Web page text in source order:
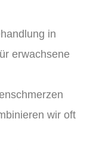
in
erwachsene
wir oft